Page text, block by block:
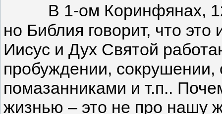
В 1-ом Коринфянах,
но Библия говорит, что
Иисус и Дух Святой
пробуждении,
помазанниками и т.п..
жизнью – это не про нашу